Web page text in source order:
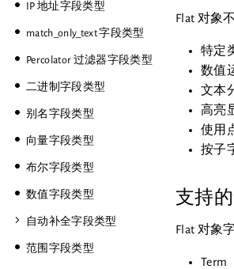
IP 地址字段类型
match_only_text 字段类型
Percolator 过滤器字段类型
二进制字段类型
别名字段类型
向量字段类型
布尔字段类型
数值字段类型
自动补全字段类型
范围字段类型
Flat 对象
特定
数值
文本
高亮
使用
按子
支持
Flat 对象
Term